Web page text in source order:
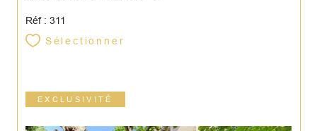
Réf : 311
Sélectionner
EXCLUSIVITÉ